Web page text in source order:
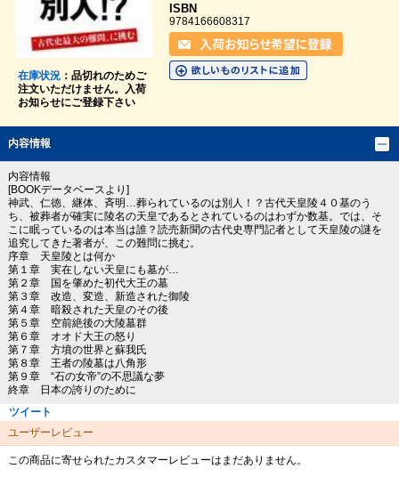
在庫状況：品切れのためご
注文いただけません。入荷
お知らせにご登録下さい
ISBN
9784166608317
内容情報
内容情報
[BOOKデータベースより]
神武、仁徳、継体、斉明…葬られているのは別人！？古代天皇陵４０基のう
ち、被葬者が確実に陵名の天皇であるとされているのはわずか数基。では、そ
こに眠っているのは本当は誰？読売新聞の古代史専門記者として天皇陵の謎を
追究してきた著者が、この難問に挑む。
序章 天皇陵とは何か
第１章 実在しない天皇にも墓が…
第２章 国を肇めた初代大王の墓
第３章 改造、変造、新造された御陵
第４章 暗殺された天皇のその後
第５章 空前絶後の大陵墓群
第６章 オオド大王の怒り
第７章 方墳の世界と蘇我氏
第８章 王者の陵墓は八角形
第９章 “石の女帝”の不思議な夢
終章 日本の誇りのために
ツイート
ユーザーレビュー
この商品に寄せられたカスタマーレビューはまだありません。